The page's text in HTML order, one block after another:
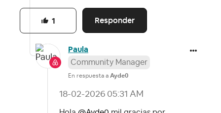
Responder
1
Paula
Community Manager
En respuesta a Ayde0
‎18-02-2026 05:31 AM